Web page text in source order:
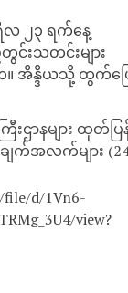
လ ၂၃ ရက်နေ့
င်းသတင်းများ
၁။ အိန္ဒိယသို့ ထွက်ပြ
ြီးဌာနများ ထုတ်ပြ
အလက်များ
file/d/1Vn6-
view?